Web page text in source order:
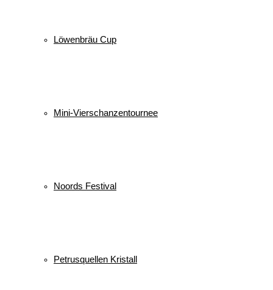
Löwenbräu Cup
Mini-Vierschanzentournee
Noords Festival
Petrusquellen Kristall